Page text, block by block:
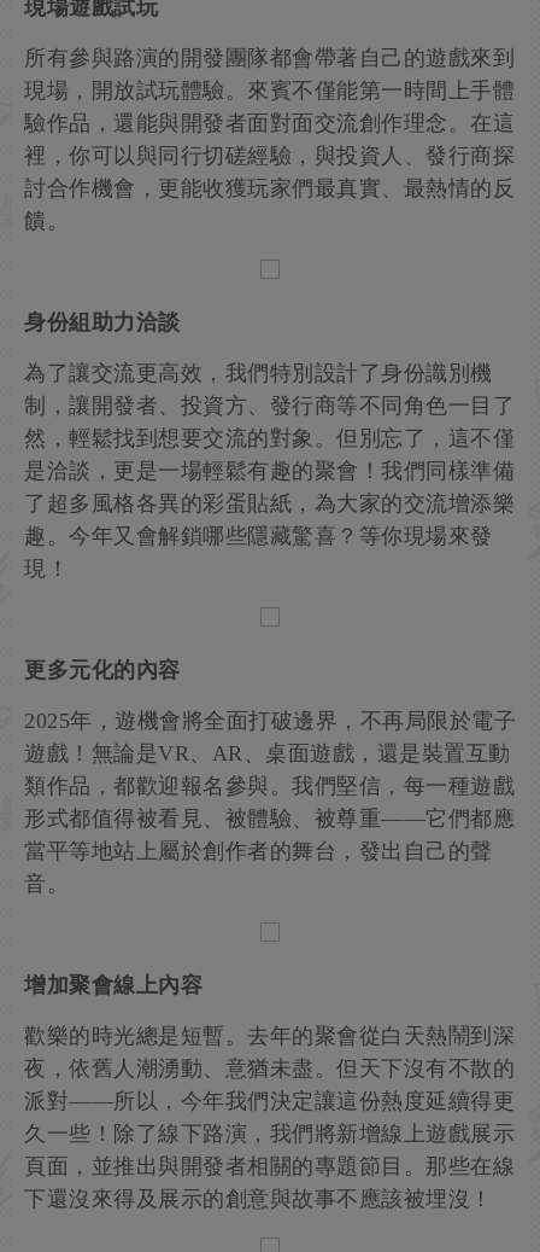
現場遊戲試玩
所有參與路演的開發團隊都會帶著自己的遊戲來到
現場，開放試玩體驗。來賓不僅能第一時間上手體
驗作品，還能與開發者面對面交流創作理念。在這
裡，你可以與同行切磋經驗，與投資人、發行商探
討合作機會，更能收獲玩家們最真實、最熱情的反
饋。
身份組助力洽談
為了讓交流更高效，我們特別設計了身份識別機
制，讓開發者、投資方、發行商等不同角色一目了
然，輕鬆找到想要交流的對象。但別忘了，這不僅
是洽談，更是一場輕鬆有趣的聚會！我們同樣準備
了超多風格各異的彩蛋貼紙，為大家的交流增添樂
趣。今年又會解鎖哪些隱藏驚喜？等你現場來發
現！
更多元化的內容
2025年，遊機會將全面打破邊界，不再局限於電子
遊戲！無論是VR、AR、桌面遊戲，還是裝置互動
類作品，都歡迎報名參與。我們堅信，每一種遊戲
形式都值得被看見、被體驗、被尊重——它們都應
當平等地站上屬於創作者的舞台，發出自己的聲
音。
增加聚會線上內容
歡樂的時光總是短暫。去年的聚會從白天熱鬧到深
夜，依舊人潮湧動、意猶未盡。但天下沒有不散的
派對——所以，今年我們決定讓這份熱度延續得更
久一些！除了線下路演，我們將新增線上遊戲展示
頁面，並推出與開發者相關的專題節目。那些在線
下還沒來得及展示的創意與故事不應該被埋沒！